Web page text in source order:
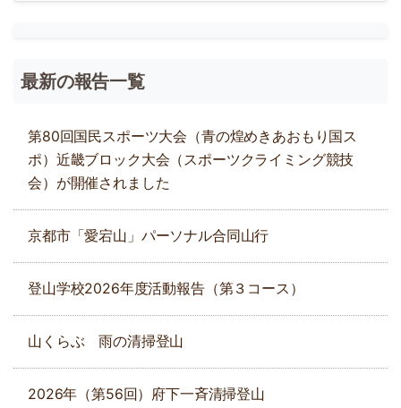
最新の報告一覧
第80回国民スポーツ大会（青の煌めきあおもり国ス
ポ）近畿ブロック大会（スポーツクライミング競技
会）が開催されました
京都市「愛宕山」パーソナル合同山行
登山学校2026年度活動報告（第３コース）
山くらぶ 雨の清掃登山
2026年（第56回）府下一斉清掃登山